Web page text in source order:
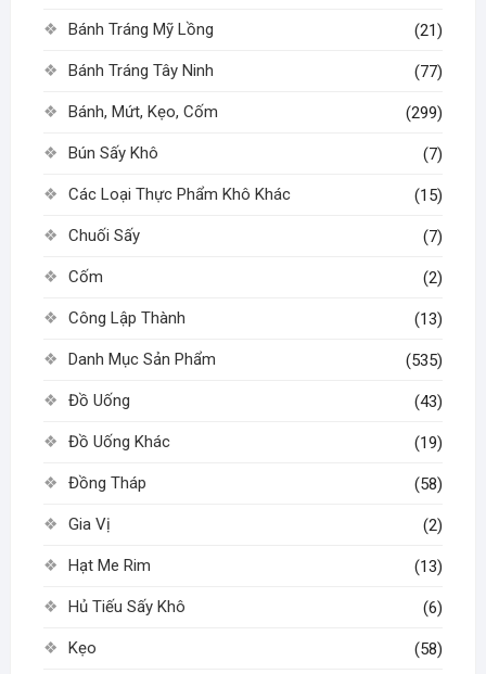
Bánh Tráng Mỹ Lồng (21)
Bánh Tráng Tây Ninh (77)
Bánh, Mứt, Kẹo, Cốm (299)
Bún Sấy Khô (7)
Các Loại Thực Phẩm Khô Khác (15)
Chuối Sấy (7)
Cốm (2)
Công Lập Thành (13)
Danh Mục Sản Phẩm (535)
Đồ Uống (43)
Đồ Uống Khác (19)
Đồng Tháp (58)
Gia Vị (2)
Hạt Me Rim (13)
Hủ Tiếu Sấy Khô (6)
Kẹo (58)